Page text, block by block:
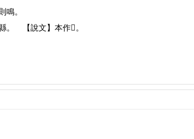
鳴。
。 【說文】本作𣶃。